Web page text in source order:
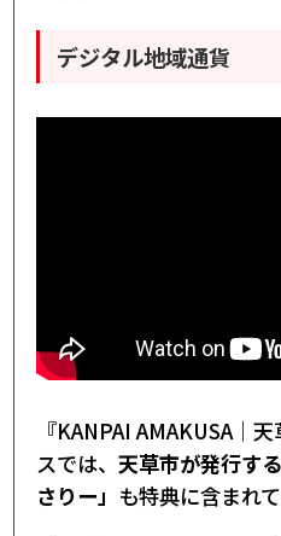
デジタル地域通貨
『KANPAI AMAKUSA｜
スでは、 天草市が発行す
さりー」 も特典に含まれ